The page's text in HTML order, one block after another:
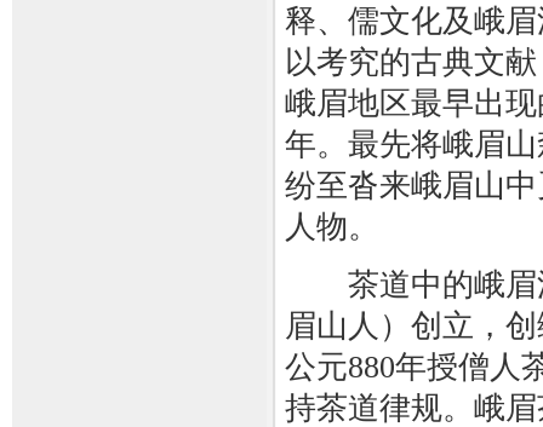
释、儒文化及峨
以考究的古典文
峨眉地区最早出
年。最先将峨眉
纷至沓来峨眉山
人物。
茶道中的峨眉
眉山人）创立，
公元880年授僧人
持茶道律规。峨